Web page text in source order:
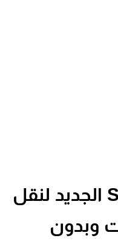
تطبيق Share Karo الجديد لنقل
وبدون